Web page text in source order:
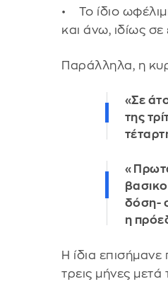
• Το ίδιο
και άνω, ιδίως
Παράλληλα, η
«Σε
της
δόση-
η
Η ίδια
τρεις μήνες